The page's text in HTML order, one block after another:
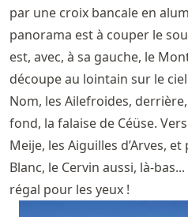
par une croix bancale en
panorama est à couper le
est, avec, à sa gauche, le
découpe au lointain sur le
Nom, les Ailefroides,
fond, la falaise de Céüse.
Meije, les Aiguilles d’Arves,
Blanc, le Cervin aussi, là-
régal pour les yeux !